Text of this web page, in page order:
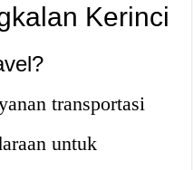
Kerinci
transportasi
untuk